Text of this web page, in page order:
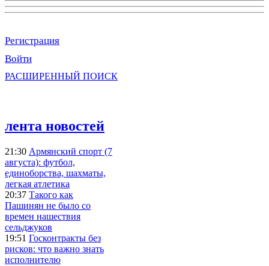
Регистрация
Войти
РАСШИРЕННЫЙ ПОИСК
лента новостей
21:30 Армянский спорт (7
августа): футбол,
единоборства, шахматы,
легкая атлетика
20:37 Такого как
Пашинян не было со
времен нашествия
сельджуков
19:51 Госконтракты без
рисков: что важно знать
исполнителю